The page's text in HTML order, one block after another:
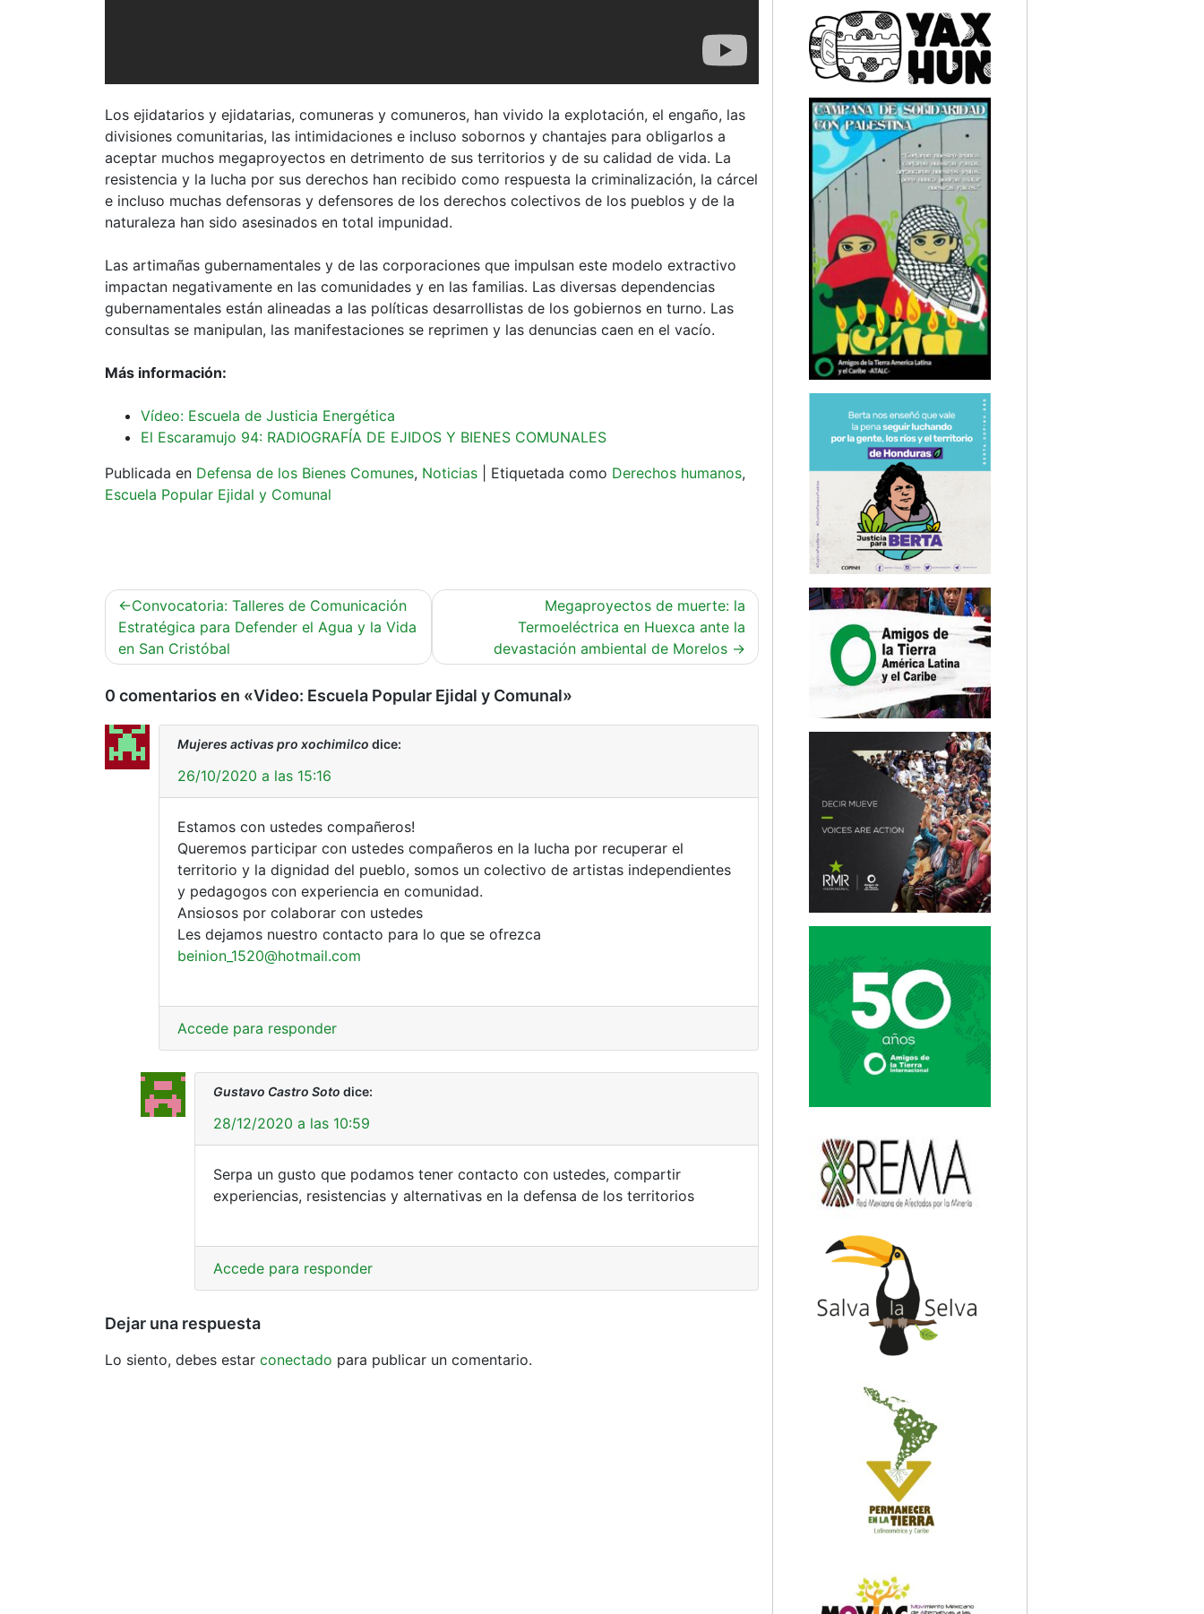
Los ejidatarios y ejidatarias, comuneras y comuneros, han vivido la explotación, el engaño, las
divisiones comunitarias, las intimidaciones e incluso sobornos y chantajes para obligarlos a
aceptar muchos megaproyectos en detrimento de sus territorios y de su calidad de vida. La
resistencia y la lucha por sus derechos han recibido como respuesta la criminalización, la cárcel
e incluso muchas defensoras y defensores de los derechos colectivos de los pueblos y de la
naturaleza han sido asesinados en total impunidad.
Las artimañas gubernamentales y de las corporaciones que impulsan este modelo extractivo
impactan negativamente en las comunidades y en las familias. Las diversas dependencias
gubernamentales están alineadas a las políticas desarrollistas de los gobiernos en turno. Las
consultas se manipulan, las manifestaciones se reprimen y las denuncias caen en el vacío.
Más información:
Vídeo: Escuela de Justicia Energética
El Escaramujo 94: RADIOGRAFÍA DE EJIDOS Y BIENES COMUNALES
Publicada en Defensa de los Bienes Comunes, Noticias Etiquetada como Derechos humanos,
Escuela Popular Ejidal y Comunal
Navegación
de
entradas
Convocatoria: Talleres de Comunicación
Estratégica para Defender el Agua y la Vida
en San Cristóbal
Megaproyectos de muerte: la
Termoeléctrica en Huexca ante la
devastación ambiental de Morelos
0 comentarios en «Video: Escuela Popular Ejidal y Comunal»
Mujeres activas pro xochimilco dice:
26/10/2020 a las 15:16
Estamos con ustedes compañeros!
Queremos participar con ustedes compañeros en la lucha por recuperar el
territorio y la dignidad del pueblo, somos un colectivo de artistas independientes
y pedagogos con experiencia en comunidad.
Ansiosos por colaborar con ustedes
Les dejamos nuestro contacto para lo que se ofrezca
beinion_1520@hotmail.com
Accede para responder
Gustavo Castro Soto dice:
28/12/2020 a las 10:59
Serpa un gusto que podamos tener contacto con ustedes, compartir
experiencias, resistencias y alternativas en la defensa de los territorios
Accede para responder
Dejar una respuesta
Lo siento, debes estar conectado para publicar un comentario.